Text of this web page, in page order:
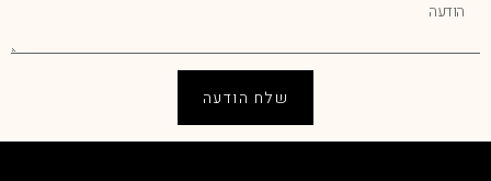
שלח הודעה